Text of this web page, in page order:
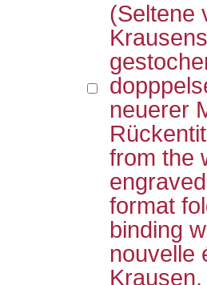
(Seltene
neuerer
from the
format
binding
nouvelle